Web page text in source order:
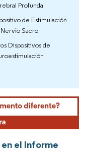
Profunda
de Estimulación
Sacro
Dispositivos de
el Informe